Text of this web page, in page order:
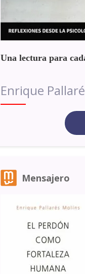
Una lectura para
Enrique
Mensajero